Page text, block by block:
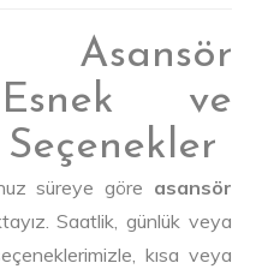
Asansör
ve
süreye göre asansör
Saatlik, günlük veya
kısa veya